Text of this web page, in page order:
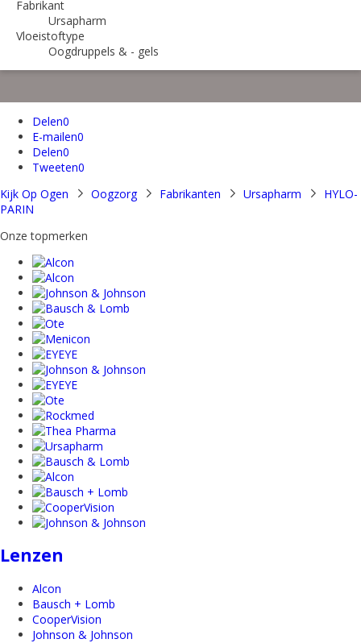
Fabrikant
Ursapharm
Vloeistoftype
Oogdruppels & - gels
Delen0
E-mailen0
Delen0
Tweeten0
Kijk Op Ogen
Oogzorg Fabrikanten Ursapharm
HYLO-
PARIN
Onze topmerken
Lenzen
Alcon
Bausch + Lomb
CooperVision
Johnson & Johnson